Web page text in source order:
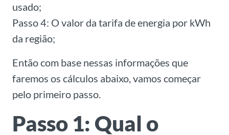
usado;
Passo 4: O valor da tarifa de energia por kWh
da região;
Então com base nessas informações que
faremos os cálculos abaixo, vamos começar
pelo primeiro passo.
Passo 1: Qual o